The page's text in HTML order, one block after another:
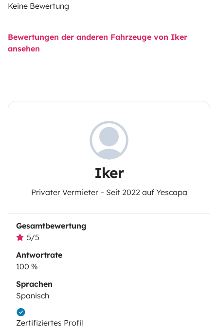
Keine Bewertung
Bewertungen der anderen Fahrzeuge von Iker
ansehen
Iker
Privater Vermieter – Seit 2022 auf Yescapa
Gesamtbewertung
5/5
Antwortrate
100 %
Sprachen
Spanisch
Zertifiziertes Profil